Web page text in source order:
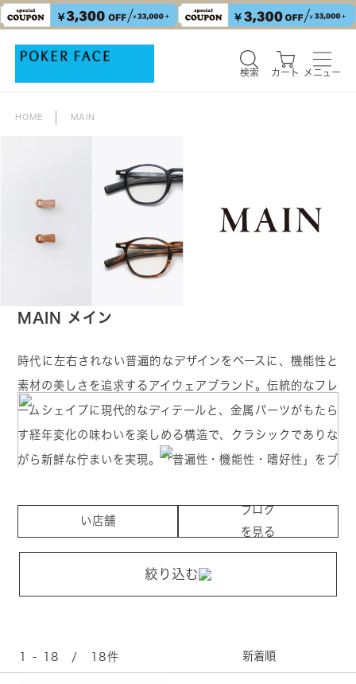
検索 カート メニュー
HOME MAIN
MAIN メイン
時代に左右されない普遍的なデザインをベースに、機能性と
素材の美しさを追求するアイウェアブランド。伝統的なフレ
ームシェイプに現代的なディテールと、金属パーツがもたら
す経年変化の味わいを楽しめる構造で、クラシックでありな
がら新鮮な佇まいを実現。「普遍性・機能性・嗜好性」をブ
材の魅力を融合。日常に寄り添いながら、長く使い続けたく
い店舗
ブログ
を見る
絞り込む
1 - 18 / 18件